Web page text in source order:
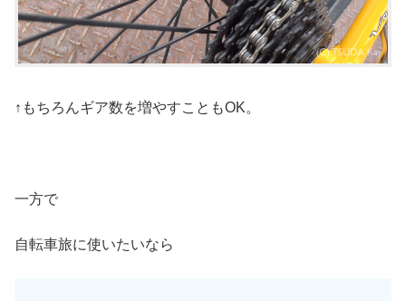
↑もちろんギア数を増やすこともOK。
一方で
自転車旅に使いたいなら